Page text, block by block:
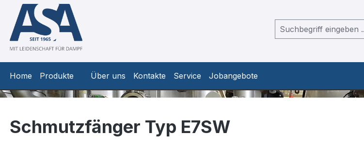
Hauptinhalt springen
Zur Suche springen
Zur Hauptnavigation springen
Home Produkte Über uns Kontakte Service Jobangebote
Schmutzfänger Typ E7SW